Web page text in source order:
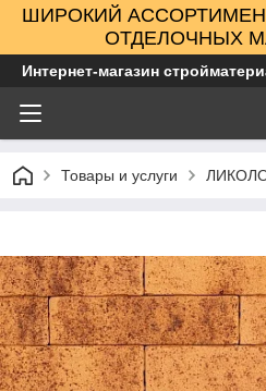
ШИРОКИЙ
ОТДЕЛОЧНЫХ
Интернет-магазин
Товары и услуги